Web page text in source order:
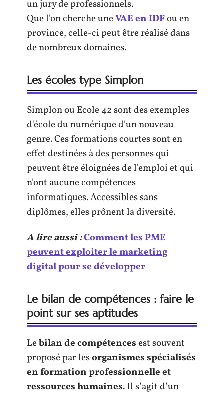
un jury de professionnels.
Que l'on cherche uneVAE en IDFou en
province, celle-ci peut être réalisé dans
de nombreux domaines.
Les écoles type Simplon
Simplon ou Ecole 42 sont des exemples
d'école du numérique d'un nouveau
genre. Ces formations courtes sont en
effet destinées à des personnes qui
peuvent être éloignées de l'emploi et qui
n'ont aucune compétences
informatiques. Accessibles sans
diplômes, elles prônent la diversité.
A lire aussi :Comment les PME
peuvent exploiter le marketing
digital pour se développer
Le bilan de compétences : faire le
point sur ses aptitudes
Lebilan de compétencesest souvent
proposé par lesorganismes spécialisés
en formation professionnelle et
ressources humaines. Il s’agit d’un